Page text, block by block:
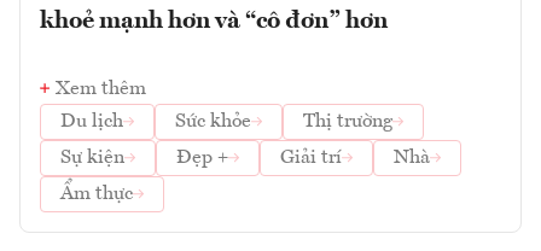
khoẻ mạnh hơn và “cô đơn” hơn
Xem thêm
Du lịch
Sức khỏe
Thị trường
Sự kiện
Đẹp + Giải trí
Nhà
Ẩm thực